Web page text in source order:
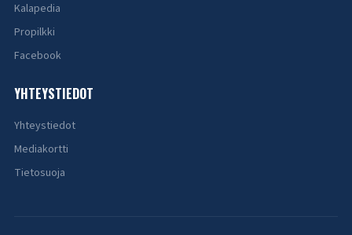
Kalapedia
Propilkki
Facebook
YHTEYSTIEDOT
Yhteystiedot
Mediakortti
Tietosuoja